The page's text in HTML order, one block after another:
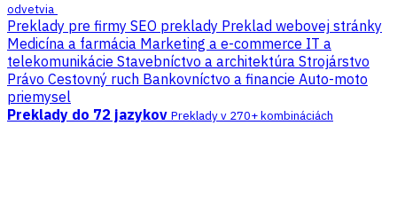
odvetvia
Preklady pre firmy SEO preklady Preklad webovej stránky
Medicína a farmácia Marketing a e-commerce IT a
telekomunikácie Stavebníctvo a architektúra Strojárstvo
Právo Cestovný ruch Bankovníctvo a financie Auto-moto
priemysel
Preklady do 72 jazykov Preklady v 270+ kombináciách